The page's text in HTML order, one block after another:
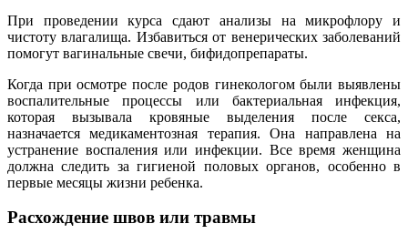
При проведении курса сдают анализы на микрофлору и
чистоту влагалища. Избавиться от венерических заболеваний
помогут вагинальные свечи, бифидопрепараты.
Когда при осмотре после родов гинекологом были выявлены
воспалительные процессы или бактериальная инфекция,
которая вызывала кровяные выделения после секса,
назначается медикаментозная терапия. Она направлена на
устранение воспаления или инфекции. Все время женщина
должна следить за гигиеной половых органов, особенно в
первые месяцы жизни ребенка.
Расхождение швов или травмы